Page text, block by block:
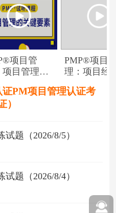
项目管
项目管理的
PMP®项目
理：项目经
PM项目管理认证考
）
题（2026/8/5）
题（2026/8/4）